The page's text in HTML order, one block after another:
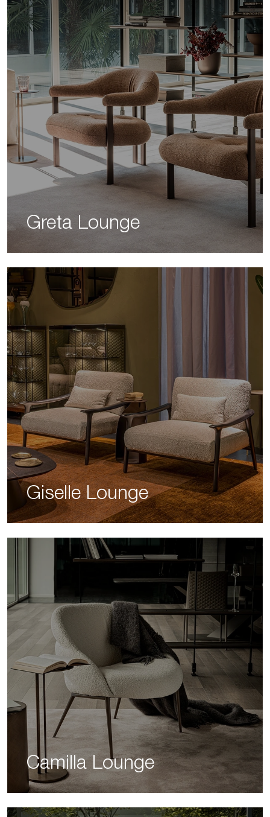
Greta Lounge
Giselle Lounge
Camilla Lounge